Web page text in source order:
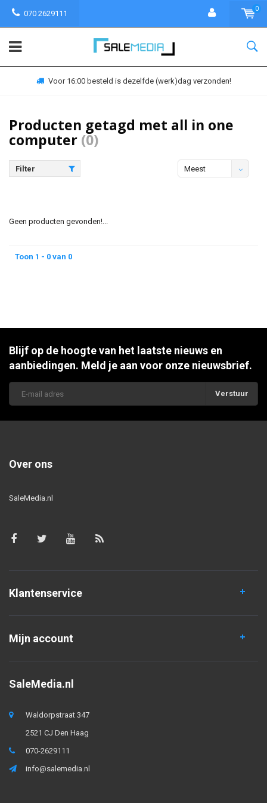
070 2629111
0
Voor 16:00 besteld is dezelfde (werk)dag verzonden!
Producten getagd met all in one
computer (0)
Filter
Meest
Geen producten gevonden!...
Toon 1 - 0 van 0
Blijf op de hoogte van het laatste nieuws en
aanbiedingen. Meld je aan voor onze nieuwsbrief.
Verstuur
Over ons
SaleMedia.nl
Klantenservice
Mijn account
SaleMedia.nl
Waldorpstraat 347
2521 CJ Den Haag
070-2629111
info@salemedia.nl